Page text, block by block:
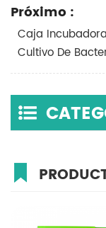
Próximo :
Caja
Cultivo De